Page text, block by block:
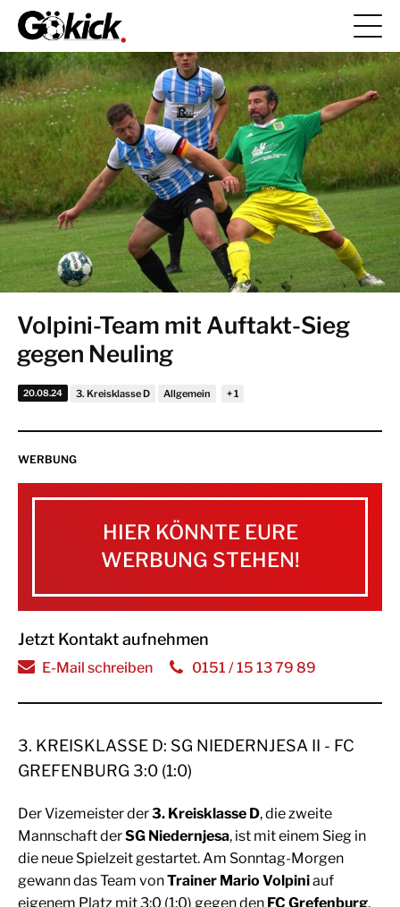
Volpini-Team mit Auftakt-Sieg
gegen Neuling
20.08.24 3. Kreisklasse D Allgemein
WERBUNG
HIER KÖNNTE EURE
WERBUNG STEHEN!
Jetzt Kontakt aufnehmen
E-Mail schreiben 0151 / 15 13 79 89
3. KREISKLASSE D: SG NIEDERNJESA II - FC
GREFENBURG 3:0 (1:0)
Der Vizemeister der3. Kreisklasse D, die zweite
Mannschaft derSG Niedernjesa, ist mit einem Sieg in
die neue Spielzeit gestartet. Am Sonntag-Morgen
gewann das Team vonTrainer Mario Volpiniauf
eigenem Platz mit 3:0 (1:0) gegen den FC Grefenburg,